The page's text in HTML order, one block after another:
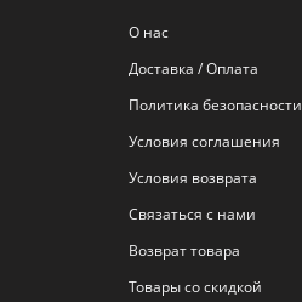
О нас
Доставка / Оплата
Политика безопасности
Условия соглашения
Условия возврата
Связаться с нами
Возврат товара
Товары со скидкой